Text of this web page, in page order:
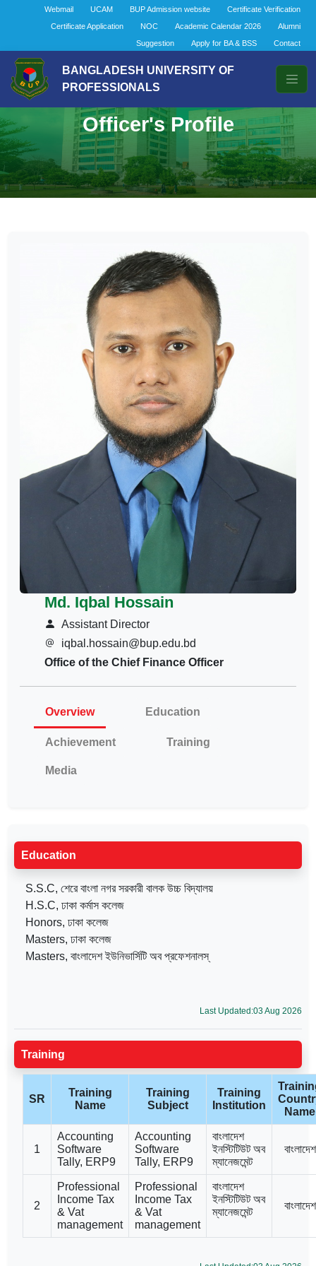
Webmail UCAM BUP Admission website
Certificate Verification
Certificate Application
NOC Academic Calendar 2026
Alumni
Suggestion
Apply for BA & BSS Contact
BANGLADESH UNIVERSITY OF
PROFESSIONALS
Officer's Profile
Md. Iqbal Hossain
Assistant Director
iqbal.hossain@bup.edu.bd
Office of the Chief Finance Officer
Overview Education
Achievement Training
Media
Education
S.S.C, শেরে বাংলা নগর সরকারী বালক উচ্চ বিদ্যালয়
H.S.C, ঢাকা কর্মাস কলেজ
Honors, ঢাকা কলেজ
Masters, ঢাকা কলেজ
Masters, বাংলাদেশ ইউনিভার্সিটি অব প্রফেশনালস্
Last Updated:03 Aug 2026
Training
SR
Training
Name
Training
Subject
Training
Institution
Name
1
Accounting
Software
Tally, ERP9
Accounting
Software
Tally, ERP9
বাংলাদেশ
ইনস্টিটিউট অব
ম্যানেজমেন্ট
বাংলাদেশ
2
Professional
Income Tax
& Vat
management
Professional
Income Tax
& Vat
management
বাংলাদেশ
ইনস্টিটিউট অব
ম্যানেজমেন্ট
বাংলাদেশ